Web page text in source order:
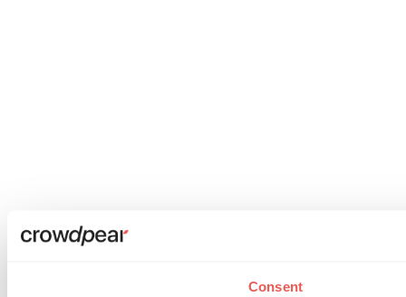
Consent